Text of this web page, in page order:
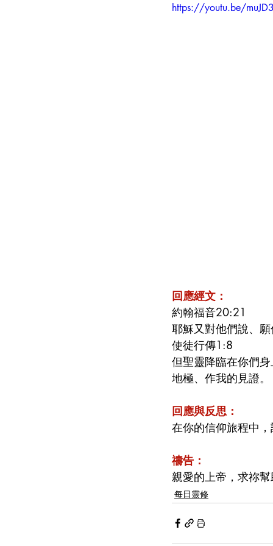
https://youtu.be/
回應經文：
約翰福音20:21
耶穌又對他們說、
使徒行傳1:8
但聖靈降臨在你們
地極、作我的見證。
回應與反思：
在你的信仰旅程中
禱告：
親愛的上帝，求祢
每日靈修